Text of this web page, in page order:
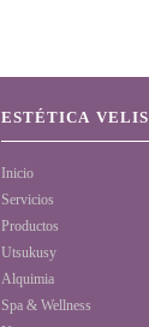
ESTÉTICA VELIS
Inicio
Servicios
Productos
Utsukusy
Alquimia
Spa & Wellness